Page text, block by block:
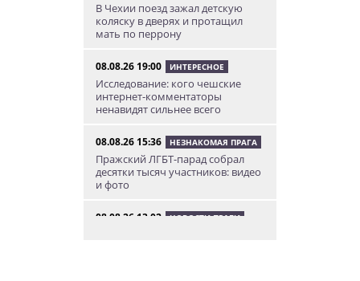
В Чехии поезд зажал детскую
коляску в дверях и протащил
мать по перрону
08.08.26 19:00 ИНТЕРЕСНОЕ
Исследование: кого чешские
интернет-комментаторы
ненавидят сильнее всего
08.08.26 15:36 НЕЗНАКОМАЯ ПРАГА
Пражский ЛГБТ-парад собрал
десятки тысяч участников: видео
и фото
08.08.26 13:02 НОВОСТИ ПРАГИ